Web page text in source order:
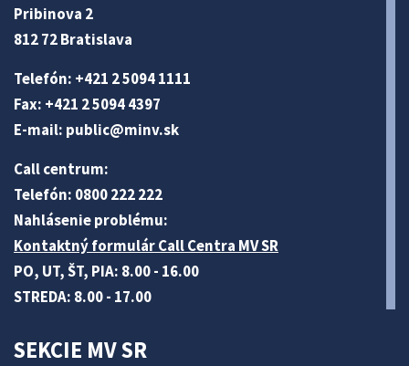
Pribinova 2
812 72 Bratislava
Telefón: +421 2 5094 1111
Fax: +421 2 5094 4397
E-mail: public@minv.sk
Call centrum:
Telefón: 0800 222 222
Nahlásenie problému:
Kontaktný formulár Call Centra MV SR
PO, UT, ŠT, PIA: 8.00 - 16.00
STREDA: 8.00 - 17.00
SEKCIE MV SR